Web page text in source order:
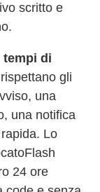
scritto e
di
gli
una
una notifica
Lo
24 ore